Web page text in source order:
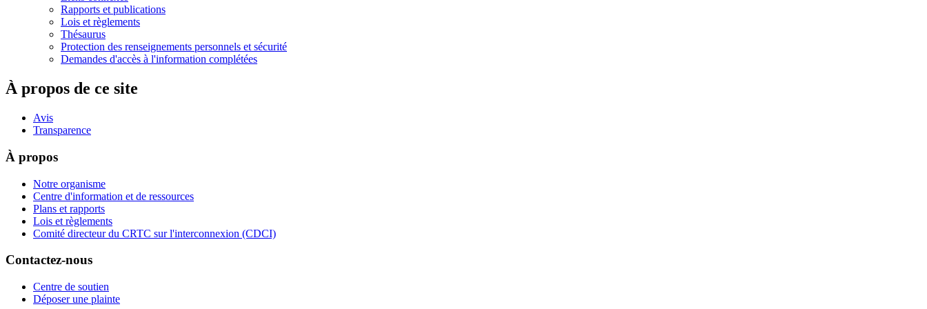
Rapports et publications
Lois et règlements
Thésaurus
Protection des renseignements personnels et sécurité
Demandes d'accès à l'information complétées
À propos de ce site
Avis
Transparence
À propos
Notre organisme
Centre d'information et de ressources
Plans et rapports
Lois et règlements
Comité directeur du CRTC sur l'interconnexion (CDCI)
Contactez-nous
Centre de soutien
Déposer une plainte